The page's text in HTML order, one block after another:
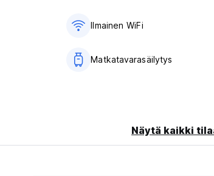
Ilmainen WiFi
Matkatavarasäilytys
Näytä kaikki